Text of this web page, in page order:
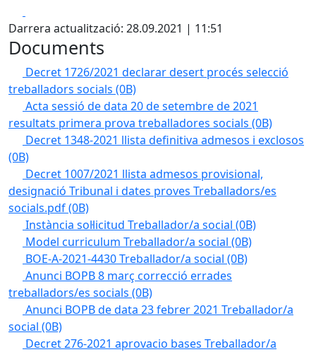
Darrera actualització: 28.09.2021 | 11:51
Documents
Decret 1726/2021 declarar desert procés selecció
treballadors socials (0B)
Acta sessió de data 20 de setembre de 2021
resultats primera prova treballadores socials (0B)
Decret 1348-2021 llista definitiva admesos i exclosos
(0B)
Decret 1007/2021 llista admesos provisional,
designació Tribunal i dates proves Treballadors/es
socials.pdf(0B)
Instància sol·licitud Treballador/a social (0B)
Model curriculum Treballador/a social (0B)
BOE-A-2021-4430 Treballador/a social (0B)
Anunci BOPB 8 març correcció errades
treballadors/es socials (0B)
Anunci BOPB de data 23 febrer 2021 Treballador/a
social (0B)
Decret 276-2021 aprovacio bases Treballador/a